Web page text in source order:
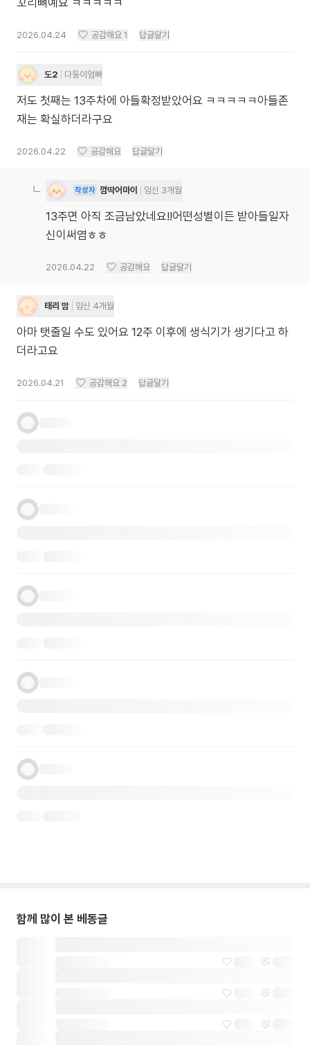
2026.04.24 공감해요 1 답글달기
도2 다둥이엄빠
저도 첫째는 13주차에 아들확정받았어요 ㅋㅋㅋㅋㅋ아들존
재는 확실하더라구요
2026.04.22 공감해요 답글달기
작성자 껌딱어마이 임신 3개월
13주면 아직 조금남았네요!!어떤성별이든 받아들일자
신이써염ㅎㅎ
2026.04.22 공감해요 답글달기
태리 맘 임신 4개월
아마 탯줄일 수도 있어요 12주 이후에 생식기가 생기다고 하
더라고요
2026.04.21 공감해요 2 답글달기
함께 많이 본 베동글